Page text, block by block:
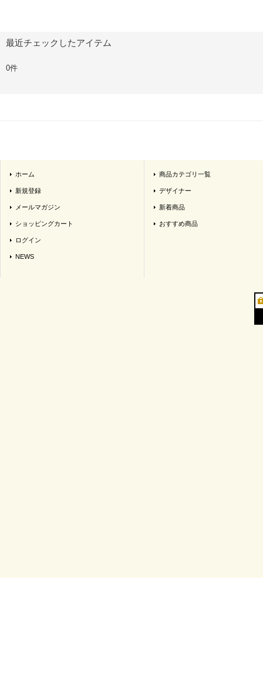
最近チェックしたアイテム
0件
ホーム
新規登録
メールマガジン
ショッピングカート
ログイン
NEWS
商品カテゴリ一覧
デザイナー
新着商品
おすすめ商品